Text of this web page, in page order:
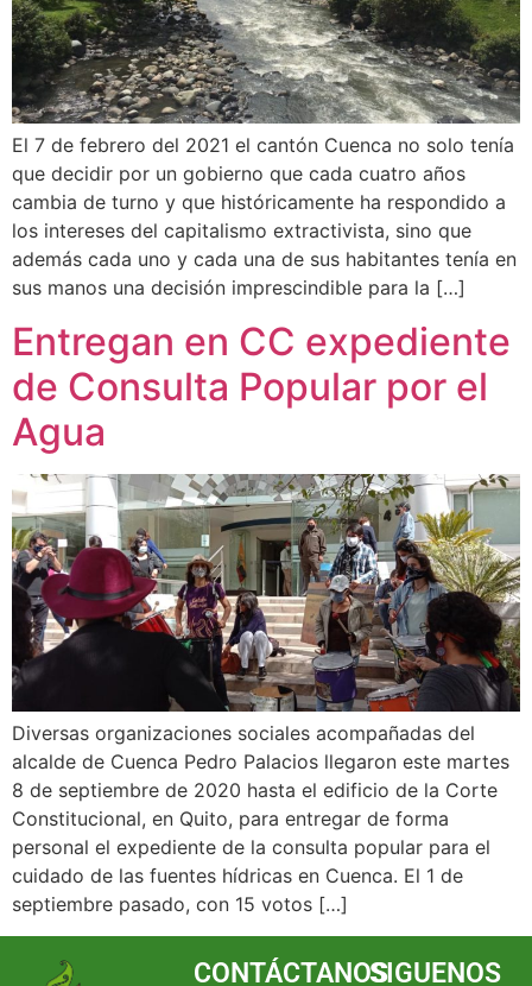
El 7 de febrero del 2021 el cantón Cuenca no solo tenía
que decidir por un gobierno que cada cuatro años
cambia de turno y que históricamente ha respondido a
los intereses del capitalismo extractivista, sino que
además cada uno y cada una de sus habitantes tenía en
sus manos una decisión imprescindible para la […]
Entregan en CC expediente
de Consulta Popular por el
Agua
Diversas organizaciones sociales acompañadas del
alcalde de Cuenca Pedro Palacios llegaron este martes
8 de septiembre de 2020 hasta el edificio de la Corte
Constitucional, en Quito, para entregar de forma
personal el expediente de la consulta popular para el
cuidado de las fuentes hídricas en Cuenca. El 1 de
septiembre pasado, con 15 votos […]
CONTÁCTANOSSIGUENOS